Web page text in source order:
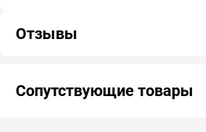
Отзывы
Сопутствующие товары